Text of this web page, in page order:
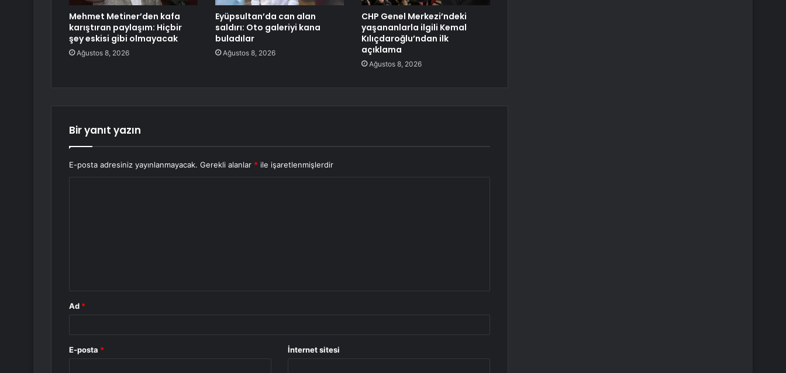
Mehmet Metiner’den kafa
karıştıran paylaşım: Hiçbir
şey eskisi gibi olmayacak
Ağustos 8, 2026
Eyüpsultan’da can alan
saldırı: Oto galeriyi kana
buladılar
Ağustos 8, 2026
CHP Genel Merkezi’ndeki
yaşananlarla ilgili Kemal
Kılıçdaroğlu’ndan ilk
açıklama
Ağustos 8, 2026
Bir yanıt yazın
E-posta adresiniz yayınlanmayacak. Gerekli alanlar * ile işaretlenmişlerdir
Ad *
E-posta * İnternet sitesi